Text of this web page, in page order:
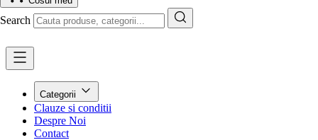
Search
Categorii
Clauze si conditii
Despre Noi
Contact